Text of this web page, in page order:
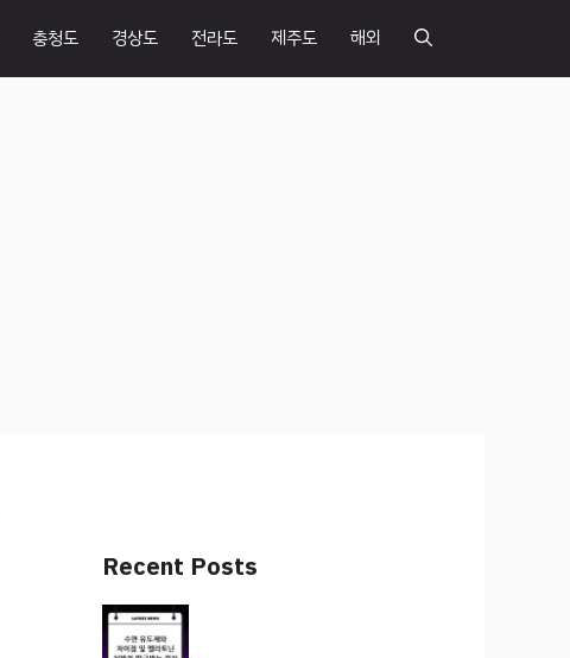
충청도 경상도 전라도 제주도 해외
Recent Posts